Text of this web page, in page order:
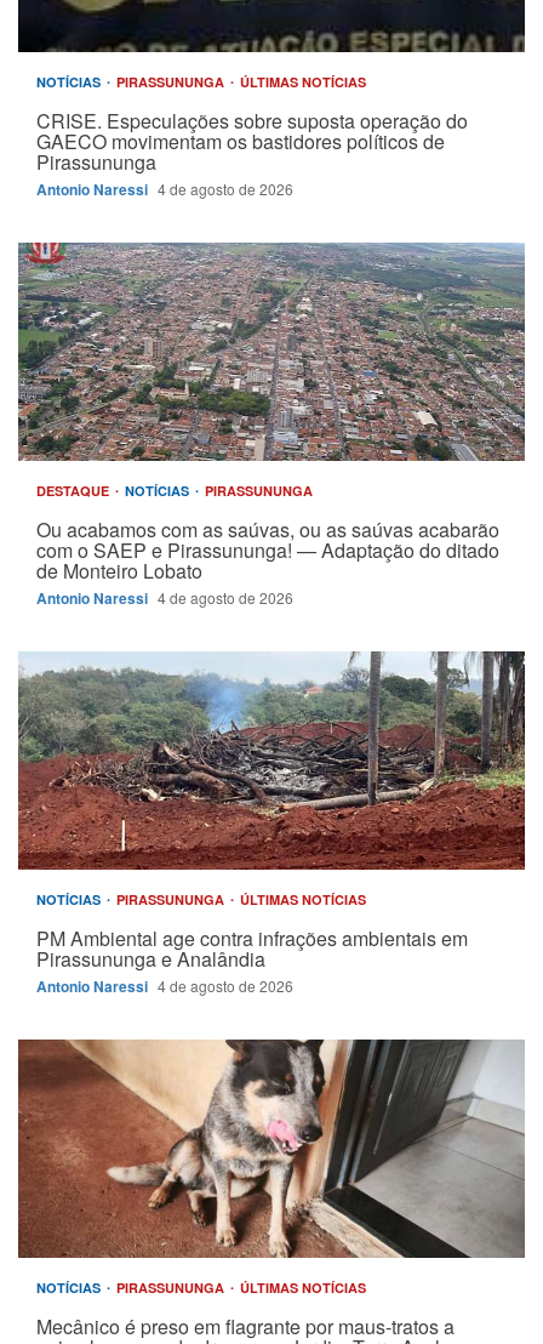
NOTÍCIAS PIRASSUNUNGA ÚLTIMAS NOTÍCIAS
CRISE. Especulações sobre suposta operação do
GAECO movimentam os bastidores políticos de
Pirassununga
Antonio Naressi 4 de agosto de 2026
DESTAQUE NOTÍCIAS PIRASSUNUNGA
Ou acabamos com as saúvas, ou as saúvas acabarão
com o SAEP e Pirassununga! — Adaptação do ditado
de Monteiro Lobato
Antonio Naressi 4 de agosto de 2026
NOTÍCIAS PIRASSUNUNGA ÚLTIMAS NOTÍCIAS
PM Ambiental age contra infrações ambientais em
Pirassununga e Analândia
Antonio Naressi 4 de agosto de 2026
NOTÍCIAS PIRASSUNUNGA ÚLTIMAS NOTÍCIAS
Mecânico é preso em flagrante por maus-tratos a